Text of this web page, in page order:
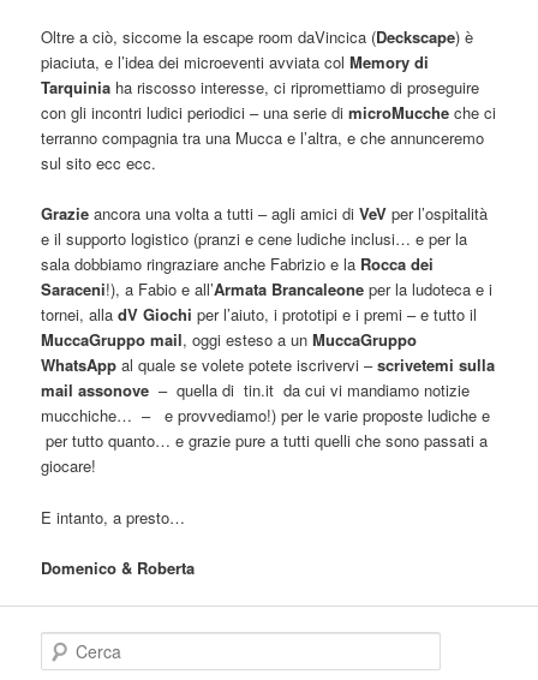
Oltre a ciò, siccome la escape room daVincica (Deckscape) è
piaciuta, e l’idea dei microeventi avviata colMemory di
Tarquinia ha riscosso interesse, ci ripromettiamo di proseguire
con gli incontri ludici periodici – una serie dimicroMucche che ci
terranno compagnia tra una Mucca e l’altra, e che annunceremo
sul sito ecc ecc.
Grazie ancora una volta a tutti – agli amici diVeV per l’ospitalità
e il supporto logistico (pranzi e cene ludiche inclusi… e per la
sala dobbiamo ringraziare anche Fabrizio e la Rocca dei
Saraceni!), a Fabio e all’Armata Brancaleone per la ludoteca e i
tornei, alladV Giochi per l’aiuto, i prototipi e i premi – e tutto il
MuccaGruppo mail, oggi esteso a unMuccaGruppo
WhatsApp al quale se volete potete iscrivervi –scrivetemi sulla
mail assonove – quella di tin.it da cui vi mandiamo notizie
mucchiche… – e provvediamo!) per le varie proposte ludiche e
per tutto quanto… e grazie pure a tutti quelli che sono passati a
giocare!
E intanto, a presto…
Domenico & Roberta
e